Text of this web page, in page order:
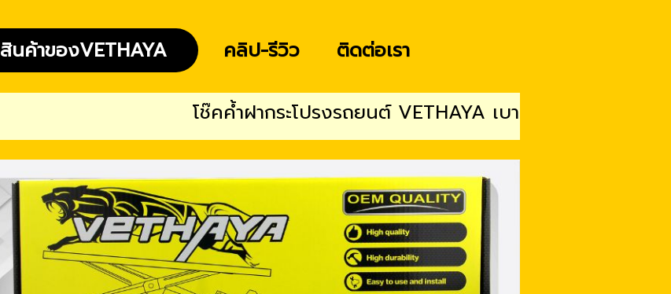
สินค้าของVETHAYA คลิป-รีวิว ติดต่อเรา
โช๊คค้ำฝากระโปรงรถยนต์ VETHAYA เบาแรง เปิด-ปิดสะดวก